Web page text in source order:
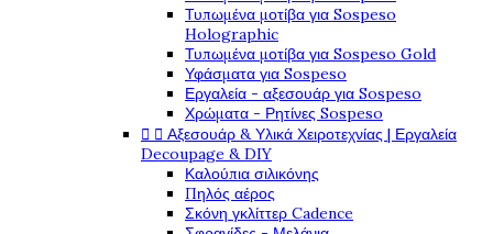
Τυπωμένα μοτίβα για Sospeso
Holographic
Τυπωμένα μοτίβα για Sospeso Gold
Υφάσματα για Sospeso
Εργαλεία - αξεσουάρ για Sospeso
Χρώματα - Ρητίνες Sospeso
  Αξεσουάρ & Υλικά Χειροτεχνίας | Εργαλεία
Decoupage & DIY
Καλούπια σιλικόνης
Πηλός αέρος
Σκόνη γκλίττερ Cadence